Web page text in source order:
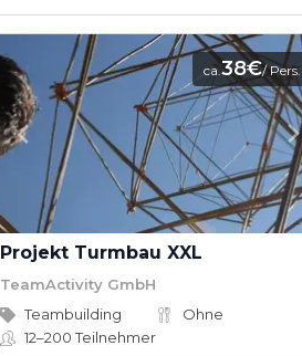
ca.38€/ Pers.
Projekt Turmbau XXL
TeamActivity GmbH
Teambuilding
Ohne
12–200Teilnehmer